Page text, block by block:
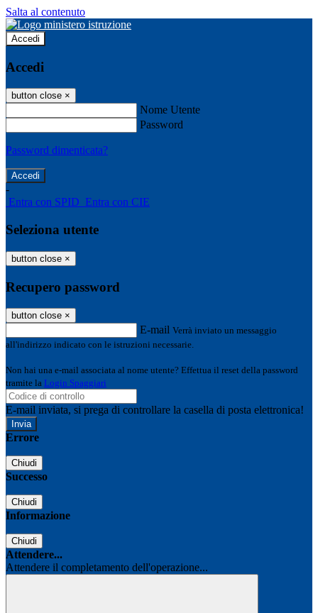
Salta al contenuto
Accedi
Accedi
button close ×
Nome Utente
Password
Password dimenticata?
-
Entra con SPID Entra con CIE
Seleziona utente
button close ×
Recupero password
button close ×
E-mail Verrà inviato un messaggio
all'indirizzo indicato con le istruzioni necessarie.
Non hai una e-mail associata al nome utente? Effettua il reset della password
tramite la Login Spaggiari
E-mail inviata, si prega di controllare la casella di posta elettronica!
Errore
Chiudi
Successo
Chiudi
Informazione
Chiudi
Attendere...
Attendere il completamento dell'operazione...